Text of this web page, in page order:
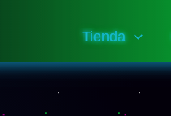
Tienda